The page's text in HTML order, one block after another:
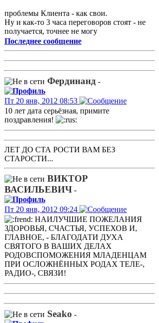
проблемы Клиента - как свои.
Ну и как-то 3 часа переговоров стоят - не
получается, точнее не могу
Последнее сообщение
Фердинанд -
Пт 20 янв, 2012 08:53
10 лет дата серьёзная, примите
поздравления!
ЛЕТ ДО СТА РОСТИ ВАМ БЕЗ
СТАРОСТИ...
ВИКТОР
ВАСИЛЬЕВИЧ -
Пт 20 янв, 2012 09:24
НАИЛУЧШИЕ ПОЖЕЛАНИЯ
ЗДОРОВЬЯ, СЧАСТЬЯ, УСПЕХОВ И,
ГЛАВНОЕ, - БЛАГОДАТИ ДУХА
СВЯТОГО В ВАШИХ ДЕЛАХ
РОДОВСПОМОЖЕНИЯ МЛАДЕНЦАМ
ПРИ ОСЛОЖНЁННЫХ РОДАХ ТЕЛЕ-,
РАДИО-, СВЯЗИ!
Seako -